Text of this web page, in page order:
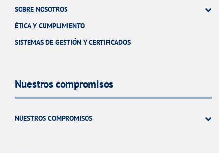
SOBRE NOSOTROS
ÉTICA Y CUMPLIMIENTO
SISTEMAS DE GESTIÓN Y CERTIFICADOS
Nuestros compromisos
NUESTROS COMPROMISOS